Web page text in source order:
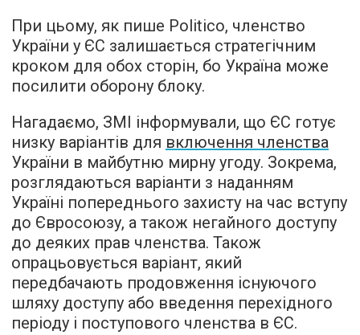
При цьому, як пише Politico, членство
України у ЄС залишається стратегічним
кроком для обох сторін, бо Україна може
посилити оборону блоку.
Нагадаємо, ЗМІ інформували, що ЄС готує
низку варіантів для включення членства
України в майбутню мирну угоду. Зокрема,
розглядаються варіанти з наданням
Україні попереднього захисту на час вступу
до Євросоюзу, а також негайного доступу
до деяких прав членства. Також
опрацьовується варіант, який
передбачають продовження існуючого
шляху доступу або введення перехідного
періоду і поступового членства в ЄС.